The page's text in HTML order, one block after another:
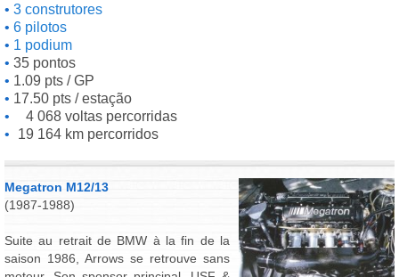
3 construtores
6 pilotos
1 podium
35 pontos
1.09 pts / GP
17.50 pts / estação
4 068 voltas percorridas
19 164 km percorridos
Megatron M12/13
(1987-1988)
Suite au retrait de BMW à la fin de la
saison 1986, Arrows se retrouve sans